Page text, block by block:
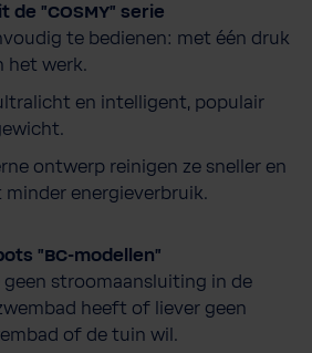
"COSMY" serie
te bedienen: met één druk
het werk.
en intelligent, populair
ontwerp reinigen ze sneller en
energieverbruik.
"BC-modellen"
geen stroomaansluiting in de
heeft of liever geen
of de tuin wil.